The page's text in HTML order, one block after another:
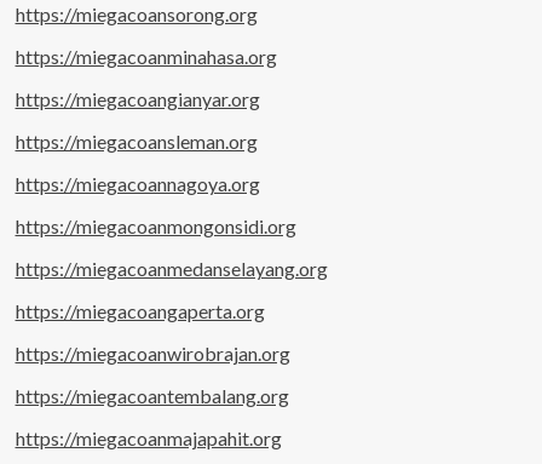
https://miegacoansorong.org
https://miegacoanminahasa.org
https://miegacoangianyar.org
https://miegacoansleman.org
https://miegacoannagoya.org
https://miegacoanmongonsidi.org
https://miegacoanmedanselayang.org
https://miegacoangaperta.org
https://miegacoanwirobrajan.org
https://miegacoantembalang.org
https://miegacoanmajapahit.org